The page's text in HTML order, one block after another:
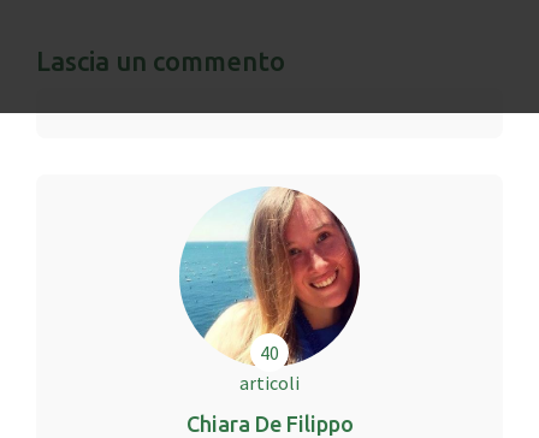
Lascia un commento
40
articoli
Chiara De Filippo